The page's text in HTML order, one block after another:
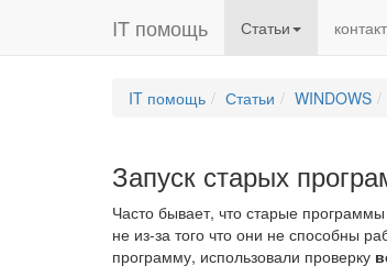
IT помощь Статьи
IT помощь Статьи WINDOWS
Запуск старых
Часто бывает, что старые
не из-за того что они не способны
программу, использовали проверку